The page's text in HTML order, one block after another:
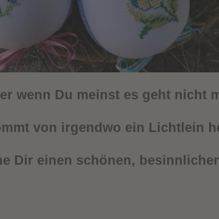
wenn Du meinst es geht nicht
von irgendwo ein Lichtlein
Dir einen schönen,